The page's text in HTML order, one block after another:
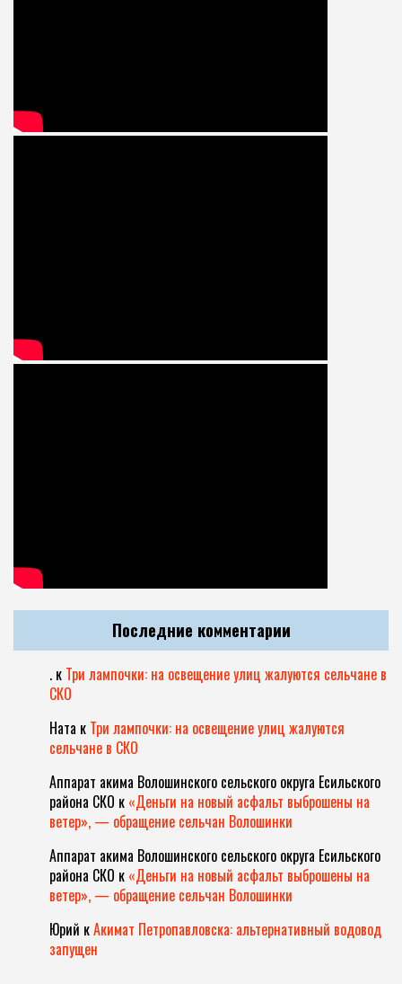
Последние комментарии
. к Три лампочки: на освещение улиц жалуются сельчане в
СКО
Ната к Три лампочки: на освещение улиц жалуются
сельчане в СКО
Аппарат акима Волошинского сельского округа Есильского
района СКО к «Деньги на новый асфальт выброшены на
ветер», — обращение сельчан Волошинки
Аппарат акима Волошинского сельского округа Есильского
района СКО к «Деньги на новый асфальт выброшены на
ветер», — обращение сельчан Волошинки
Юрий кАкимат Петропавловска: альтернативный водовод
запущен